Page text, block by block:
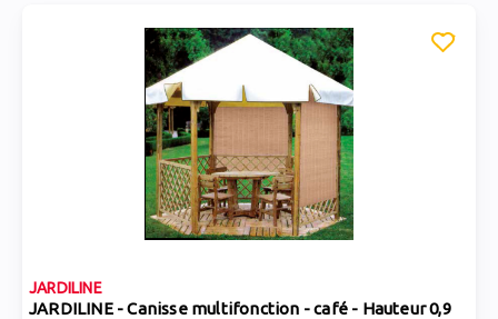
JARDILINE
JARDILINE - Canisse multifonction - café - Hauteur 0,9